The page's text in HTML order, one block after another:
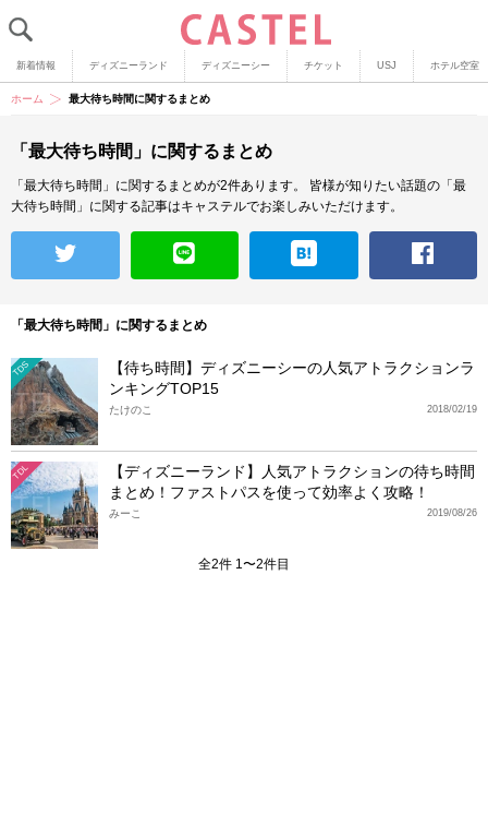
新着情報 ディズニーランド ディズニーシー チケット USJ ホテル空室
ホーム 最大待ち時間に関するまとめ
「最大待ち時間」に関するまとめ
「最大待ち時間」に関するまとめが2件あります。
皆様が知りたい話題の「最
大待ち時間」に関する記事はキャステルでお楽しみいただけます。
「最大待ち時間」に関するまとめ
TDS
【待ち時間】ディズニーシーの人気アトラクションラ
ンキングTOP15
2018/02/19
たけのこ
TDL
【ディズニーランド】人気アトラクションの待ち時間
まとめ！ファストパスを使って効率よく攻略！
2019/08/26
みーこ
全2件 1〜2件目